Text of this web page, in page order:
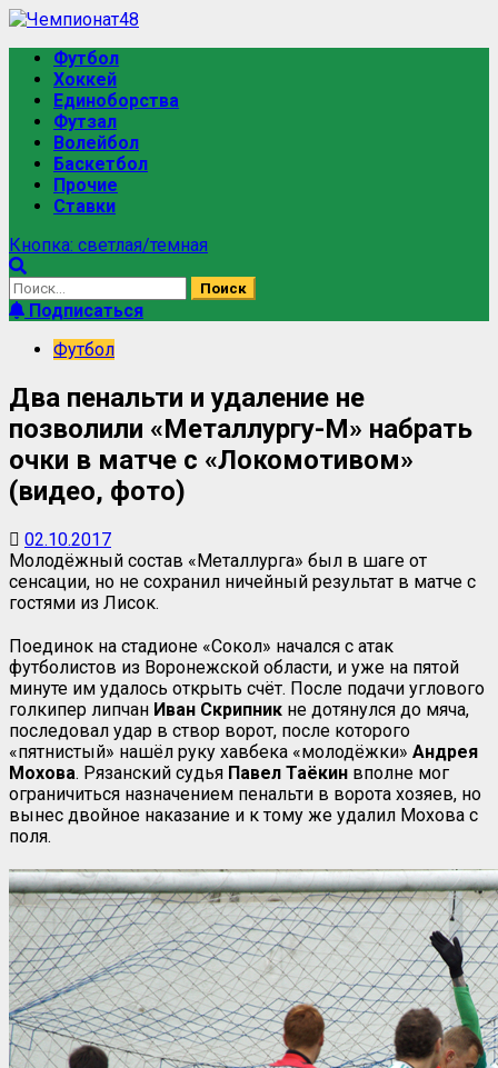
Футбол
Хоккей
Единоборства
Футзал
Волейбол
Баскетбол
Прочие
Ставки
Кнопка: светлая/темная
Подписаться
Футбол
Два пенальти и удаление не
позволили «Металлургу-М» набрать
очки в матче с «Локомотивом»
(видео, фото)
02.10.2017
Молодёжный состав «Металлурга» был в шаге от
сенсации, но не сохранил ничейный результат в матче с
гостями из Лисок.
Поединок на стадионе «Сокол» начался с атак
футболистов из Воронежской области, и уже на пятой
минуте им удалось открыть счёт. После подачи углового
голкипер липчан Иван Скрипник не дотянулся до мяча,
последовал удар в створ ворот, после которого
«пятнистый» нашёл руку хавбека «молодёжки» Андрея
Мохова. Рязанский судья Павел Таёкин вполне мог
ограничиться назначением пенальти в ворота хозяев, но
вынес двойное наказание и к тому же удалил Мохова с
поля.